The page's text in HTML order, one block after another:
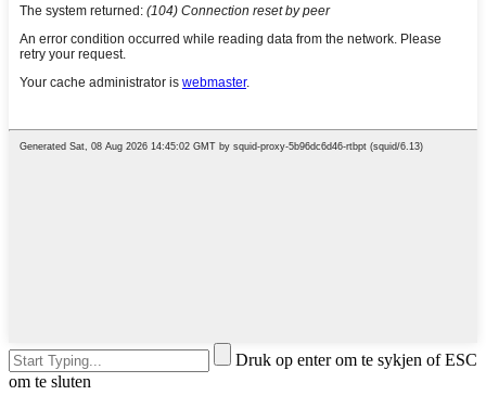
Druk op enter om te sykjen of ESC
om te sluten